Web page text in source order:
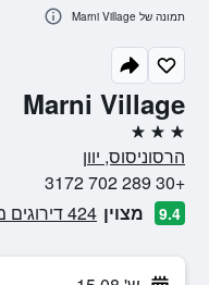
Marni Village
3 כוכבים
הרסוניסוס, יוון
+30 289 702 3172
9.4 מצוין 424 דירוגים מאומתים
תמונה של Marni Village